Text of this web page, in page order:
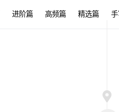
进阶篇 高频篇 精选篇